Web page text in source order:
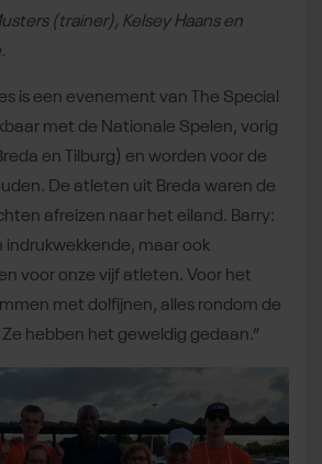
(trainer), Kelsey Haans en
is een evenement van The Special
met de Nationale Spelen, vorig
en Tilburg) en worden voor de
De atleten uit Breda waren de
afreizen naar het eiland. Barry:
indrukwekkende, maar ook
voor onze vijf atleten. Voor het
met dolfijnen, alles rondom de
hebben het geweldig gedaan.”